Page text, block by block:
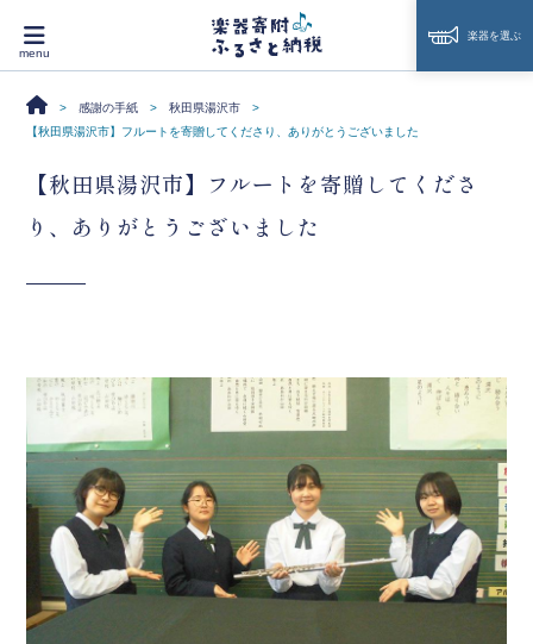
楽器を選ぶ
感謝の手紙
秋田県湯沢市
【秋田県湯沢市】フルートを寄贈してくださり、ありがとうございました
【秋田県湯沢市】フルートを寄贈してくださ
り、ありがとうございました